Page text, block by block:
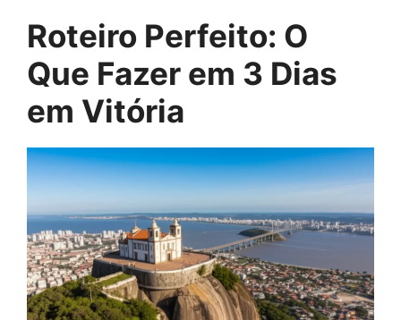
Roteiro Perfeito: O
Que Fazer em 3 Dias
em Vitória